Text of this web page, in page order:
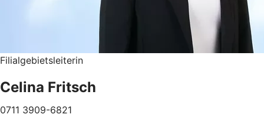
Filialgebietsleiterin
Celina Fritsch
0711 3909-6821